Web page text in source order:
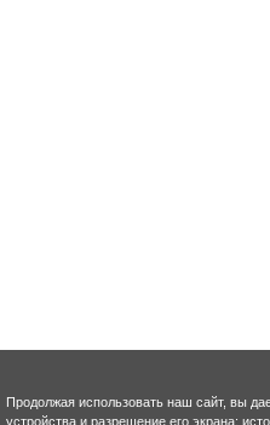
Продолжая использовать наш сайт, вы
устройства и разрешение его экрана;